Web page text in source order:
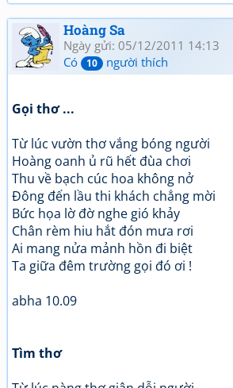
Hoàng Sa
Ngày gửi: 05/12/2011 14:13
Có
10 người thích
Gọi thơ ...
Từ lúc vườn thơ vắng bóng người
Hoàng oanh ủ rũ hết đùa chơi
Thu về bạch cúc hoa không nở
Đông đến lầu thi khách chẳng mời
Bức họa lờ đờ nghe gió khảy
Chân rèm hiu hắt đón mưa rơi
Ai mang nửa mảnh hồn đi biệt
Ta giữa đêm trường gọi đó ơi !
abha 10.09
Tìm thơ